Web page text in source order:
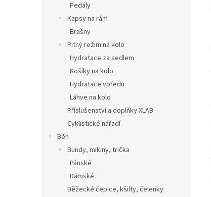
Pedály
Kapsy na rám
Brašny
Pitný režim na kolo
Hydratace za sedlem
Košíky na kolo
Hydratace vpředu
Láhve na kolo
Příslušenství a doplňky XLAB
Cyklistické nářadí
Běh
Bundy, mikiny, trička
Pánské
Dámské
Běžecké čepice, kšilty, čelenky